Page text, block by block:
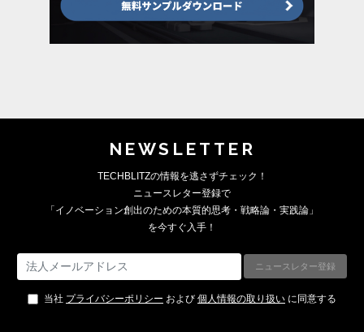
NEWSLETTER
TECHBLITZの情報を逃さずチェック！
ニュースレター登録で
「イノベーション創出のための本質的思考・戦略論・実践論」
を今すぐ入手！
当社 プライバシーポリシー および 個人情報の取り扱い に同意する